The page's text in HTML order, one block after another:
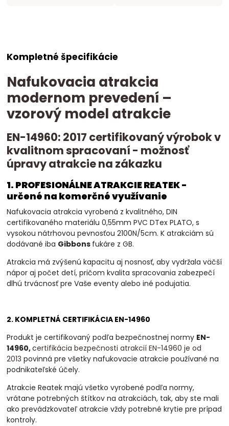
Kompletné špecifikácie
Nafukovacia atrakcia
modernom prevedení –
vzorový model atrakcie
EN-14960: 2017 certifikovaný výrobok v
kvalitnom spracovaní - možnosť
úpravy atrakcie na zákazku
1. PROFESIONÁLNE ATRAKCIE REATEK -
určené na komerčné využívanie
Nafukovacia atrakcia vyrobená z kvalitného, DIN
certifikovaného materiálu 0,55mm PVC DTex PLATO, s
vysokou nátrhovou pevnosťou 2100N/5cm. K atrakciám sú
dodávané iba Gibbons fukáre z GB.
Atrakcia má zvýšenú kapacitu aj nosnosť, aby vydržala väčší
nápor aj počet detí, pričom kvalita spracovania zabezpečí
dlhú trvácnosť pre Vaše eventy alebo iné podujatia.
2. KOMPLETNÁ CERTIFIKÁCIA EN-14960
Produkt je certifikovaný podľa bezpečnostnej normy EN-
14960,certifikácia bezpečnosti atrakcií EN-14960 je od
2013povinnápre všetky nafukovacie atrakcie používané na
podnikateľské účely.
Atrakcie Reatek majú všetko vyrobené podľa normy,
vrátane potrebných štítkov na atrakciách, tak, aby ste mali
ako prevádzkovateľ atrakcie vždy potrebné krytie pre prípad
kontroly.